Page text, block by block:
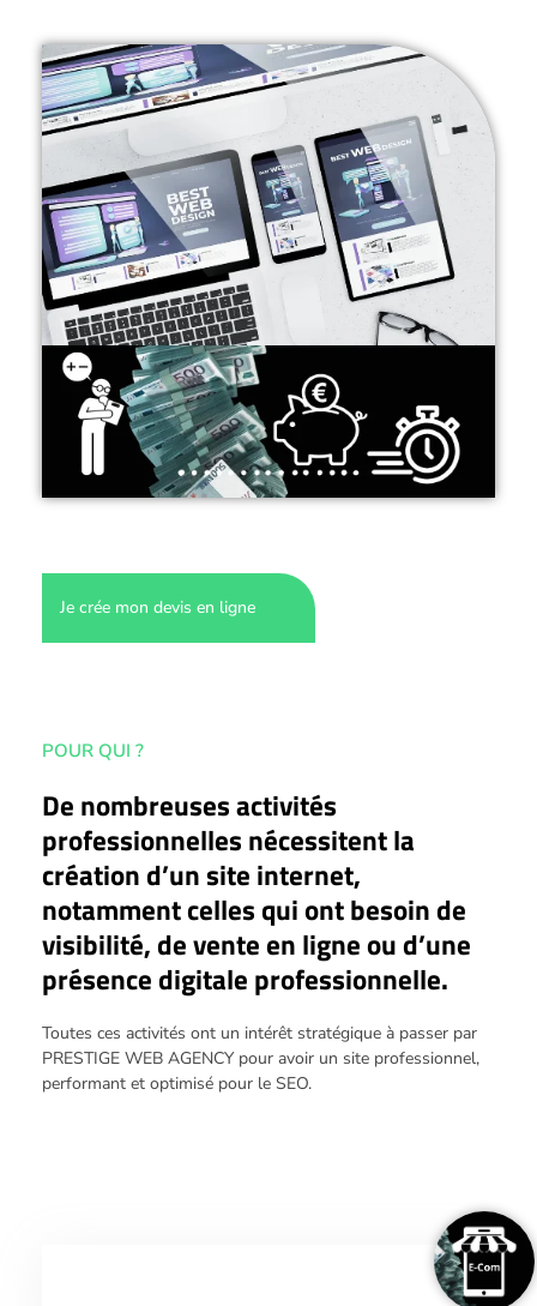
Je crée mon devis en ligne
POUR QUI ?
De nombreuses activités
professionnelles nécessitent la
création d’un site internet,
notamment celles qui ont besoin de
visibilité, de vente en ligne ou d’une
présence digitale professionnelle.
Toutes ces activités ont un intérêt stratégique à passer par
PRESTIGE WEB AGENCY pour avoir un site professionnel,
performant et optimisé pour le SEO.